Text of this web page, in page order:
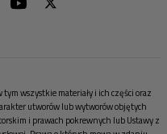
wszystkie materiały i ich części oraz
utworów lub wytworów objętych
i prawach pokrewnych lub Ustawy z